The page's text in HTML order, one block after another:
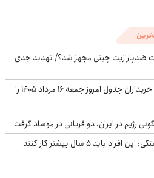
ضدپارازیت چینی مجهز شد؟/ تهدید جدی
تغییرات شدید محصولات سایپا/ خریداران جدول امروز جمعه ۱۶ مرداد ۱۴۰۵ را
رژیم در ایران، دو قربانی در موساد گرفت
۵ سال بیشتر کار کنند